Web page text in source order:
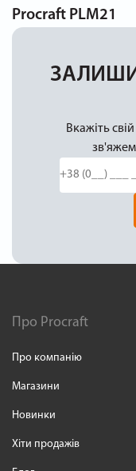
Procraft PLM21
Вкажіть
Про Procraft
Про компанію
Магазини
Новинки
Хіти продажів